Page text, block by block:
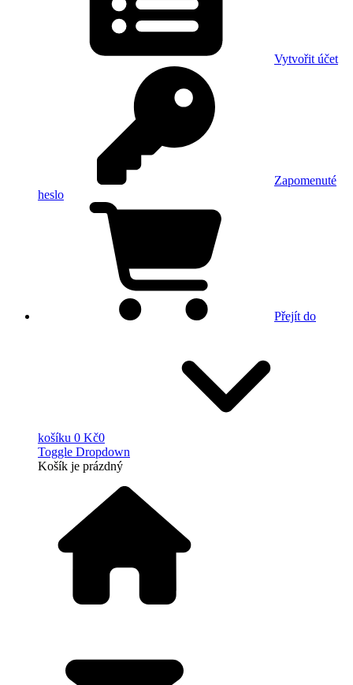
Vytvořit účet
Zapomenuté
heslo
Přejít do
košíku 0 Kč0
Toggle Dropdown
Košík je prázdný